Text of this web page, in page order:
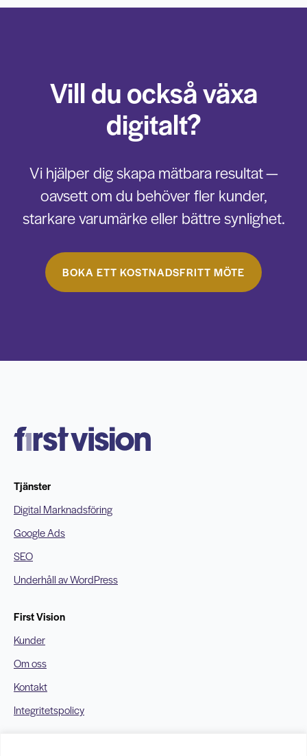
Vill du också växa
digitalt?
Vi hjälper dig skapa mätbara resultat —
oavsett om du behöver fler kunder,
starkare varumärke eller bättre synlighet.
BOKA ETT KOSTNADSFRITT MÖTE
Tjänster
Digital Marknadsföring
Google Ads
SEO
Underhåll av WordPress
First Vision
Kunder
Om oss
Kontakt
Integritetspolicy